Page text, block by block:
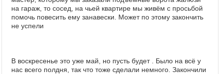
на гараж, то сосед, на чьей квартире мы живём с просьбой
помочь повесить ему занавески. Может по этому закончить
не успели
В воскресенье это уже май, но пусть будет . Было на всё у
нас всего полдня, так что тоже сделали немного. Закончили